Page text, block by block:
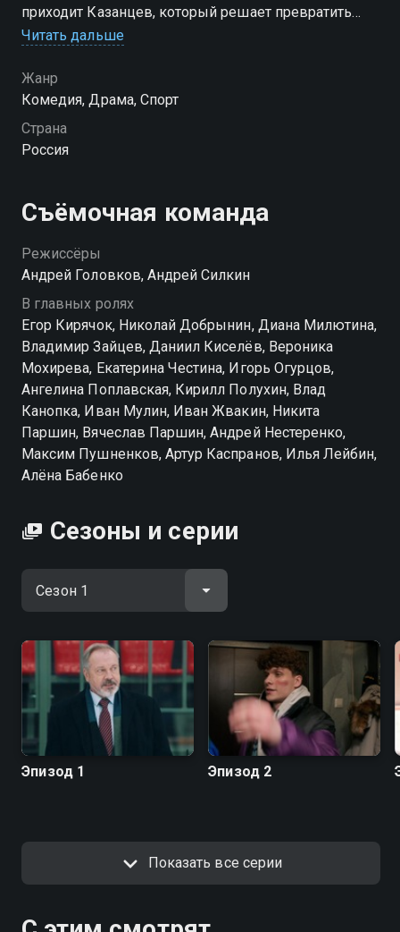
приходит Казанцев, который решает превратить
«Акул» в лучшую команду лиги и тем самым
видит в первую очередь бывшего игрока
«Медведей» — Андрея Кисляка. Чтобы вывести
«Акул» на следующий уровень, Кисляку придётся не
только найти общий язык с новым поколением
Читать дальше
Жанр
Комедия, Драма, Спорт
Страна
Россия
Съёмочная команда
Режиссёры
Андрей Головков, Андрей Силкин
В главных ролях
Егор Кирячок, Николай Добрынин, Диана Милютина,
Владимир Зайцев, Даниил Киселёв, Вероника
Мохирева, Екатерина Честина, Игорь Огурцов,
Ангелина Поплавская, Кирилл Полухин, Влад
Канопка, Иван Мулин, Иван Жвакин, Никита
Паршин, Вячеслав Паршин, Андрей Нестеренко,
Максим Пушненков, Артур Каспранов, Илья Лейбин,
Алёна Бабенко
Сезоны и серии
Эпизод 1 Эпизод 2
Показать все серии